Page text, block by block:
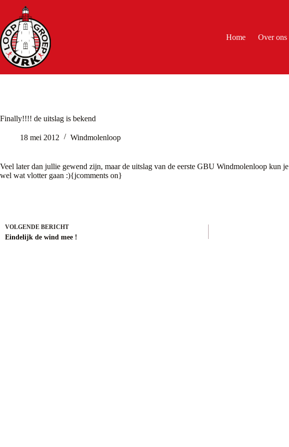
inhoud
Home Over ons
Finally!!!! de uitslag is bekend
18 mei 2012 Windmolenloop
Veel later dan jullie gewend zijn, maar de uitslag van de eerste GBU Windmolenloop kun je
wel wat vlotter gaan :){jcomments on}
VOLGENDE BERICHT
Eindelijk de wind mee !